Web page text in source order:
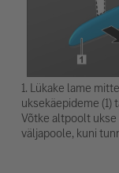
1. Lükake lame
uksekäepideme (1)
Võtke altpoolt ukse
väljapoole, kuni